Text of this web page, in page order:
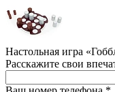
Настольная игра
Расскажите свои